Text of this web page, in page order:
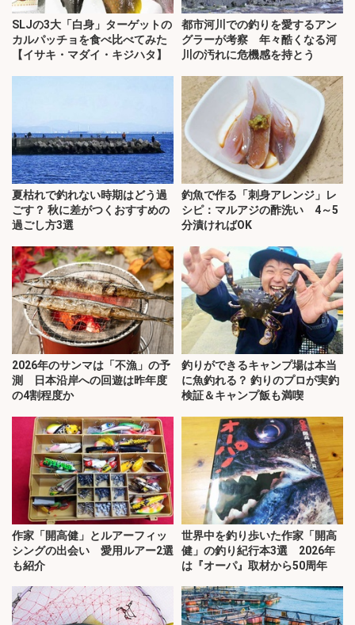
SLJの3大「白身」ターゲットの
カルパッチョを食べ比べてみた
【イサキ・マダイ・キジハタ】
都市河川での釣りを愛するアン
グラーが考察 年々酷くなる河
川の汚れに危機感を持とう
夏枯れで釣れない時期はどう過
ごす？ 秋に差がつくおすすめの
過ごし方3選
釣魚で作る「刺身アレンジ」レ
シピ：マルアジの酢洗い 4～5
分漬ければOK
2026年のサンマは「不漁」の予
測 日本沿岸への回遊は昨年度
の4割程度か
釣りができるキャンプ場は本当
に魚釣れる？ 釣りのプロが実釣
検証＆キャンプ飯も満喫
作家「開高健」とルアーフィッ
シングの出会い 愛用ルアー2選
も紹介
世界中を釣り歩いた作家「開高
健」の釣り紀行本3選 2026年
は『オーパ』取材から50周年